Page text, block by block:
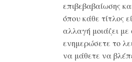
επιβεβαβαίωσης
όπου κάθε τίτλος
αλλαγή μοιάζει
ενημερώσετε το
να μάθετε να